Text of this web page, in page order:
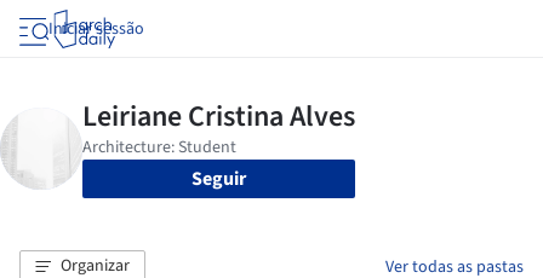
Iniciar sessão
Seguir
Organizar Ver todas as pastas